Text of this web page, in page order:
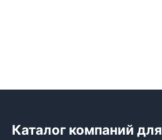
Каталог компаний для